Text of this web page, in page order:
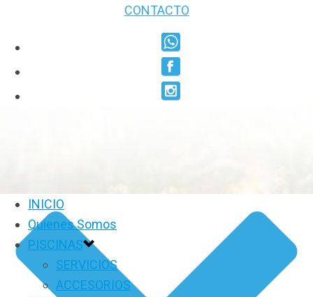
CONTACTO
INICIO
Quienes Somos
PISCINAS
SERVICIOS
ACCESORIOS